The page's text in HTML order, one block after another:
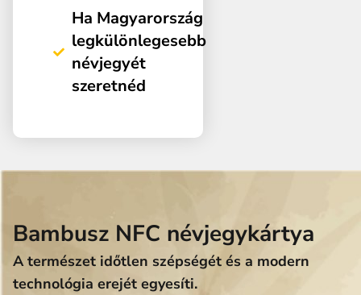
Ha Magyarország
legkülönlegesebb
névjegyét
szeretnéd
Bambusz NFC névjegykártya
A természet időtlen szépségét és a modern
technológia erejét egyesíti.